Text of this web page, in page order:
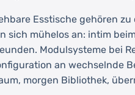
Esstische gehören
sich mühelos an: intim
Modulsysteme bei
an wechselnde
morgen Bibliothek,